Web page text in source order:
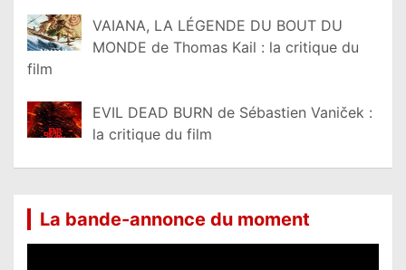
VAIANA, LA LÉGENDE DU BOUT DU
MONDE de Thomas Kail : la critique du
film
EVIL DEAD BURN de Sébastien Vaniček :
la critique du film
La bande-annonce du moment